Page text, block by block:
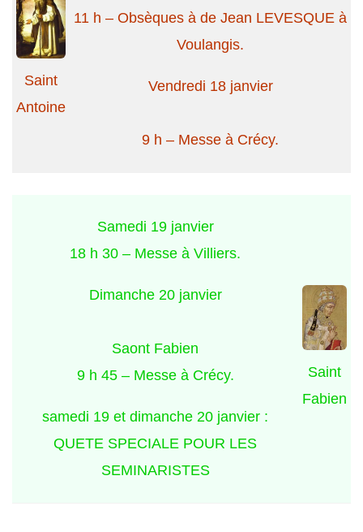
Saint
Antoine
11 h – Obsèques à de Jean LEVESQUE à
Voulangis.
Vendredi 18 janvier
9 h – Messe à Crécy.
Samedi 19 janvier
18 h 30 – Messe à Villiers.
Dimanche 20 janvier
Saont Fabien
9 h 45 – Messe à Crécy.
samedi 19 et dimanche 20 janvier :
QUETE SPECIALE POUR LES
SEMINARISTES
Saint
Fabien